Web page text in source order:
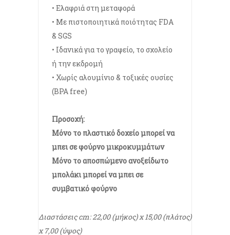
• Ελαφριά στη μεταφορά
• Με πιστοποιητικά ποιότητας FDA
& SGS
• Ιδανικά για το γραφείο, το σχολείο
ή την εκδρομή
• Χωρίς αλουμίνιο & τοξικές ουσίες
(BPA free)
Προσοχή:
Μόνο το πλαστικό δοχείο μπορεί να
μπει σε φούρνο μικροκυμμάτων
Μόνο το αποσπώμενο ανοξείδωτο
μπολάκι μπορεί να μπει σε
συμβατικό φούρνο
Διαστάσεις cm: 22,00 (μήκος) x 15,00 (πλάτος)
x 7,00 (ύψος)